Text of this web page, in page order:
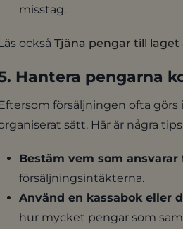
misstag.
Läs också Tjäna pengar till laget
Hantera pengarna
Eftersom försäljningen ofta
sätt. Här är några
Bestäm vem som ansvarar
försäljningsintäkterna.
Använd en kassabok eller
hur mycket pengar som